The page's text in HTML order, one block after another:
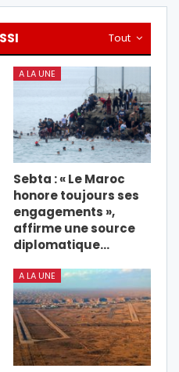
Tout
A LA UNE
Sebta : « Le Maroc
honore toujours ses
engagements »,
affirme une source
diplomatique…
A LA UNE